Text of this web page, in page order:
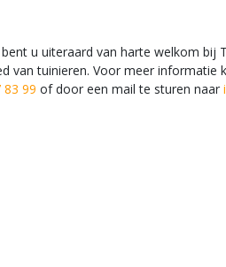
u uiteraard van harte welkom bij
van tuinieren. Voor meer
83 99 of door een mail te sturen naar